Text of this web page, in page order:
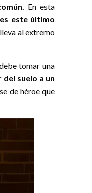
En esta
es este último
al extremo
tomar una
suelo a un
de héroe que